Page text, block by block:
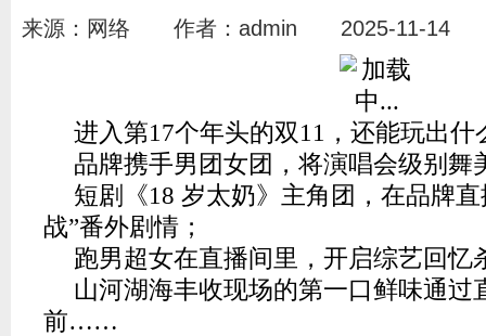
来源：网络 作者：admin 2025-11-14
进入第17个年头的双11，还能玩出什
品牌携手男团女团，将演唱会级别舞
短剧《18 岁太奶》主角团，在品牌
战”番外剧情；
跑男超女在直播间里，开启综艺回忆
山河湖海丰收现场的第一口鲜味通过
前……